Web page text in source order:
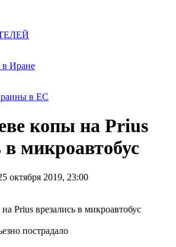
Иране
в ЕС
копы на Prius
в микроавтобус
октября 2019, 23:00
пострадало